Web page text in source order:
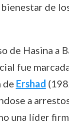
de
de Hasina a
fue
de Ershad
a
una líder